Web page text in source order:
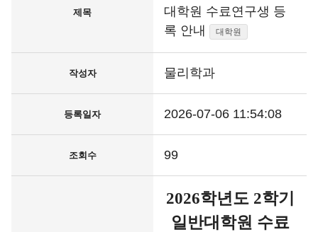
제목
대학원 수료연구생 등
록 안내
대학원
작성자 물리학과
등록일자 2026-07-06 11:54:08
조회수 99
2026학년도 2학기
일반대학원 수료